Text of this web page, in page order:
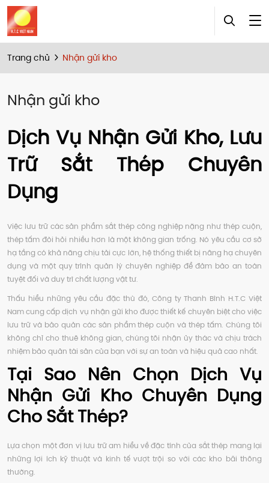
Trang chủ Nhận gửi kho
Nhận gửi kho
Dịch Vụ Nhận Gửi Kho, Lưu
Trữ Sắt Thép Chuyên
Dụng
Việc lưu trữ các sản phẩm sắt thép công nghiệp nặng như thép cuộn,
thép tấm đòi hỏi nhiều hơn là một không gian trống. Nó yêu cầu cơ sở
hạ tầng có khả năng chịu tải cực lớn, hệ thống thiết bị nâng hạ chuyên
dụng và một quy trình quản lý chuyên nghiệp để đảm bảo an toàn
tuyệt đối và duy trì chất lượng vật tư.
Thấu hiểu những yêu cầu đặc thù đó, Công ty Thanh Bình H.T.C Việt
Nam cung cấp dịch vụ nhận gửi kho được thiết kế chuyên biệt cho việc
lưu trữ và bảo quản các sản phẩm thép cuộn và thép tấm. Chúng tôi
không chỉ cho thuê không gian, chúng tôi nhận ủy thác và chịu trách
nhiệm bảo quản tài sản của bạn với sự an toàn và hiệu quả cao nhất.
Tại Sao Nên Chọn Dịch Vụ
Nhận Gửi Kho Chuyên Dụng
Cho Sắt Thép?
Lựa chọn một đơn vị lưu trữ am hiểu về đặc tính của sắt thép mang lại
những lợi ích kỹ thuật và kinh tế vượt trội so với các kho bãi thông
thường.